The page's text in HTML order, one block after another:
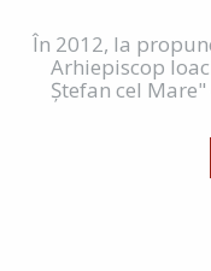
În 2012, la
Arhiepiscop
Ștefan cel